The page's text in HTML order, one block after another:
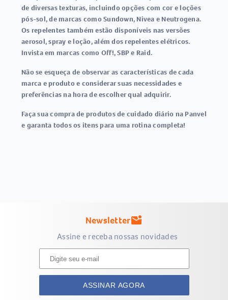
de diversas texturas, incluindo opções com cor e loções
pós-sol, de marcas como Sundown, Nivea e Neutrogena.
Os repelentes também estão disponíveis nas versões
aerosol, spray e loção, além dos repelentes elétricos.
Invista em marcas como Off!, SBP e Raid.
Não se esqueça de observar as características de cada
marca e produto e considerar suas necessidades e
preferências na hora de escolher qual adquirir.
Faça sua compra de produtos de cuidado diário na Panvel
e garanta todos os itens para uma rotina completa!
Newslettermark_email_unread
Assine e receba nossas novidades
ASSINAR AGORA